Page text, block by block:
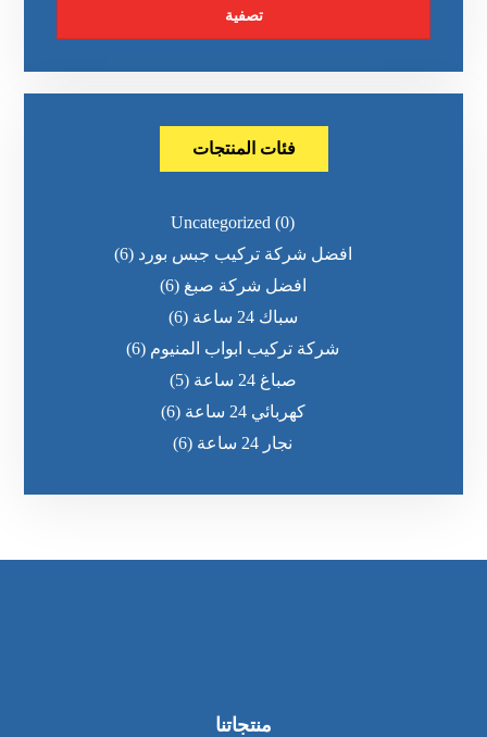
تصفية
فئات المنتجات
Uncategorized (0)
افضل شركة تركيب جبس بورد (6)
افضل شركة صبغ (6)
سباك 24 ساعة
(6)
شركة تركيب ابواب المنيوم (6)
صباغ 24 ساعة
(5)
كهربائي 24 ساعة
(6)
نجار 24 ساعة
(6)
منتجاتنا